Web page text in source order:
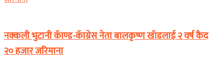
नक्कली भुटानी कॅाण्ड-कॅाग्रेस नेता बालकृष्ण खॅाडलाई २ वर्ष कैद
२० हजार जरिमाना